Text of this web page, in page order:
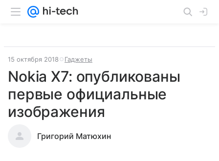
15 октября 2018 Гаджеты
Nokia X7: опубликованы
первые официальные
изображения
Григорий Матюхин